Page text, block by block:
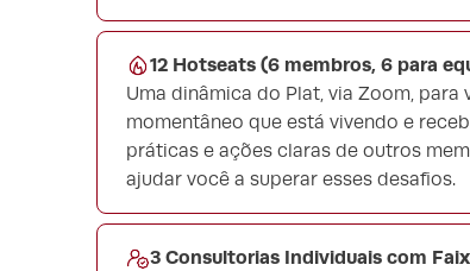
12 Hotseats (6 membros, 6 para
Uma dinâmica do Plat, via Zoom,
momentâneo que está vivendo e
práticas e ações claras de outros
ajudar você a superar esses desafios.
3 Consultorias Individuais com